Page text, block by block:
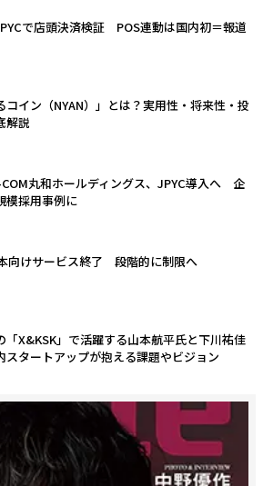
で店頭決済検証 POS連動は国内初＝報道
コイン（NYAN）」とは？実用性・将来性・投
解説
丸和ホールディングス、JPYC導入へ 企
模採用事例に
向けサービス終了 段階的に制限へ
「X&KSK」で活躍する山本航平氏と下川祐佳
スタートアップが抱える課題やビジョン